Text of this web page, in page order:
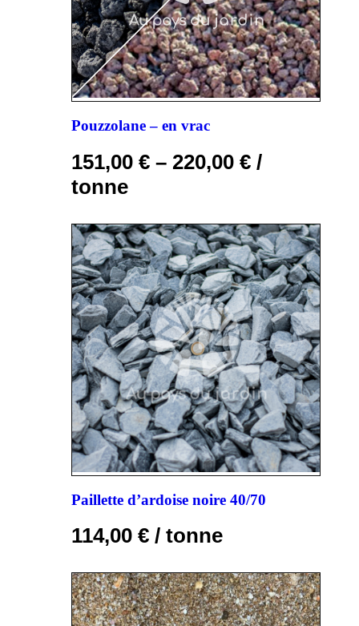
Pouzzolane – en vrac
151,00 € – 220,00 € /
tonne
Paillette d’ardoise noire 40/70
114,00 € / tonne